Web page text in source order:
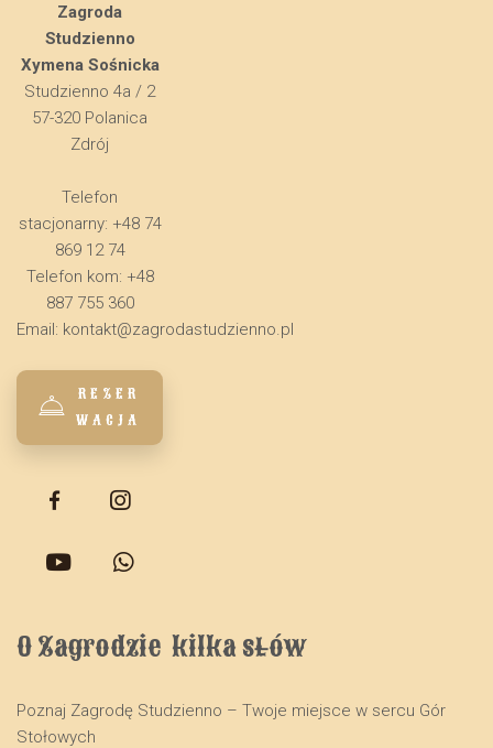
O Zagrodzie  kilka słów
Poznaj Zagrodę Studzienno – Twoje miejsce w sercu Gór
Stołowych
Zagroda
Studzienno
Xymena Sośnicka
Studzienno 4a / 2
57-320 Polanica
Zdrój
Telefon
stacjonarny: +48 74
869 12 74
Telefon kom: +48
887 755 360
Email: kontakt@zagrodastudzienno.pl
REZER
WACJA